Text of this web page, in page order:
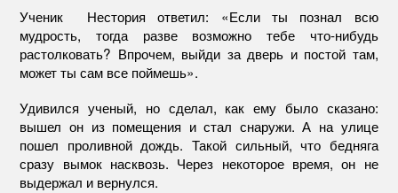
Ученик Нестория ответил: «Если ты познал всю
мудрость, тогда разве возможно тебе что-нибудь
растолковать? Впрочем, выйди за дверь и постой там,
может ты сам все поймешь».
Удивился ученый, но сделал, как ему было сказано:
вышел он из помещения и стал снаружи. А на улице
пошел проливной дождь. Такой сильный, что бедняга
сразу вымок насквозь. Через некоторое время, он не
выдержал и вернулся.